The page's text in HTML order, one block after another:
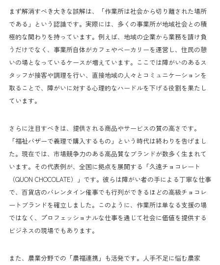
まず解消すべき大きな誤解は、「作業所は社会から切り離された場所
である」という認識です。実際には、多くの事業所が地域社会との積
極的な関わりを持っています。例えば、地域の企業から業務を請け負
うだけでなく、事業所自体がカフェやベーカリーを運営し、住民の憩
いの場となっているケースが増えています。ここでは障がいのあるス
タッフが接客や調理を行い、直接地域の人々とコミュニケーションを
取ることで、障がいに対する心理的なハードルを下げる役割を果たし
ています。
さらに注目すべきは、提供される商品やサービスの質の高さです。
「福祉バザーで義理で購入するもの」という時代は終わりを告げまし
た。現在では、市場競争力のある高品質なブランドが数多く生まれて
います。その代表例が、全国に拠点を展開する「久遠チョコレート
（QUON CHOCOLATE）」です。彼らは障がい者の手による丁寧な仕事
で、百貨店のバレンタイン催事でも行列ができるほどの高級チョコレ
ートブランドを確立しました。このように、作業所は単なる支援の場
ではなく、プロフェッショナルな仕事を通じて社会に価値を提供する
ビジネスの現場でもあります。
また、農業分野での「農福連携」も活発です。人手不足に悩む農家